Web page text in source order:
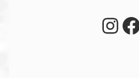
Pinterest
Facebook